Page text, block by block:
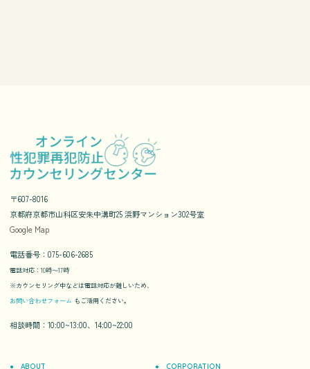
〒607-8016
京都府京都市山科区安朱中溝町25 浜野マンション302号室
Google Map
電話番号：075-606-2685
電話対応：10時〜17時
※カウンセリング中などは電話対応が難しいため、
お問い合わせフォーム もご活用ください。
相談時間：10:00~13:00、14:00~22:00
ABOUT CORPORATION